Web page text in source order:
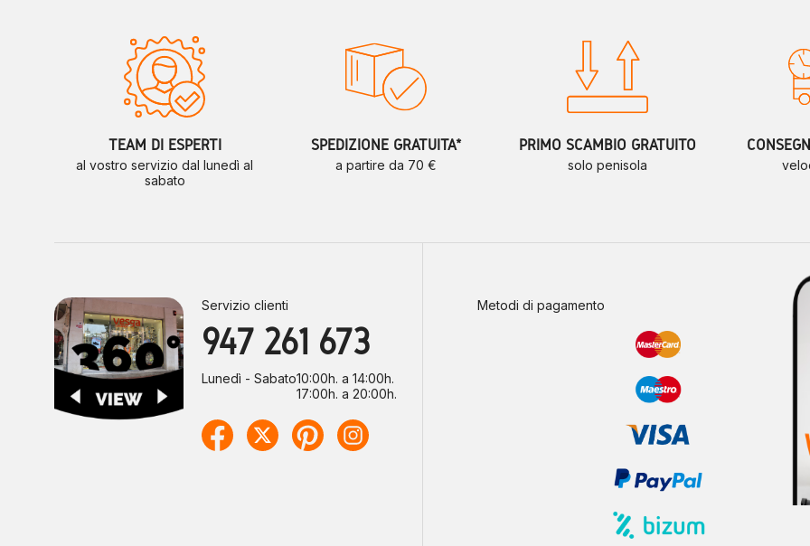
TEAM DI ESPERTI
al vostro servizio dal lunedì al
sabato
SPEDIZIONE GRATUITA*
a partire da 70 €
PRIMO SCAMBIO GRATUITO
solo penisola
Servizio clienti
947 261 673
Lunedì - Sabato10:00h. a 14:00h.
17:00h. a 20:00h.
Metodi di pagamento